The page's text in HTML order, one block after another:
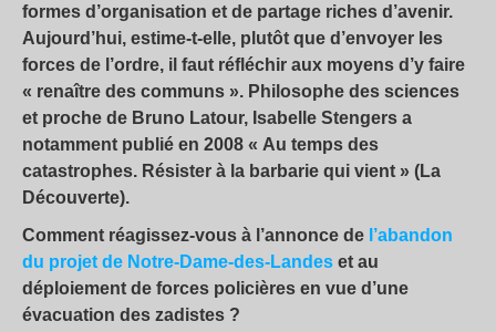
formes d’organisation et de partage riches d’avenir.
Aujourd’hui, estime-t-elle, plutôt que d’envoyer les
forces de l’ordre, il faut réfléchir aux moyens d’y faire
« renaître des communs ». Philosophe des sciences
et proche de Bruno Latour, Isabelle Stengers a
notamment publié en 2008 « Au temps des
catastrophes. Résister à la barbarie qui vient » (La
Découverte).
Comment réagissez-vous à l’annonce de l’abandon
du projet de Notre-Dame-des-Landes et au
déploiement de forces policières en vue d’une
évacuation des zadistes ?